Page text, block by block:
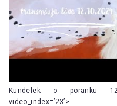
Kundelek o poranku
video_index=’23’>